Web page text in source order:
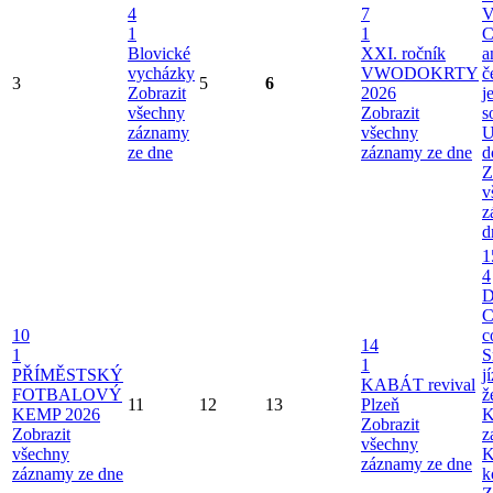
3
4
1
Blovické
vycházky
Zobrazit
všechny
záznamy
ze dne
5 6
7
1
XXI. ročník
VWODOKRTY
2026
Zobrazit
všechny
záznamy ze dne
10
1
PŘÍMĚSTSKÝ
FOTBALOVÝ
KEMP 2026
Zobrazit
všechny
záznamy ze dne
11 12 13
14
1
KABÁT revival
Plzeň
Zobrazit
všechny
záznamy ze dne
4